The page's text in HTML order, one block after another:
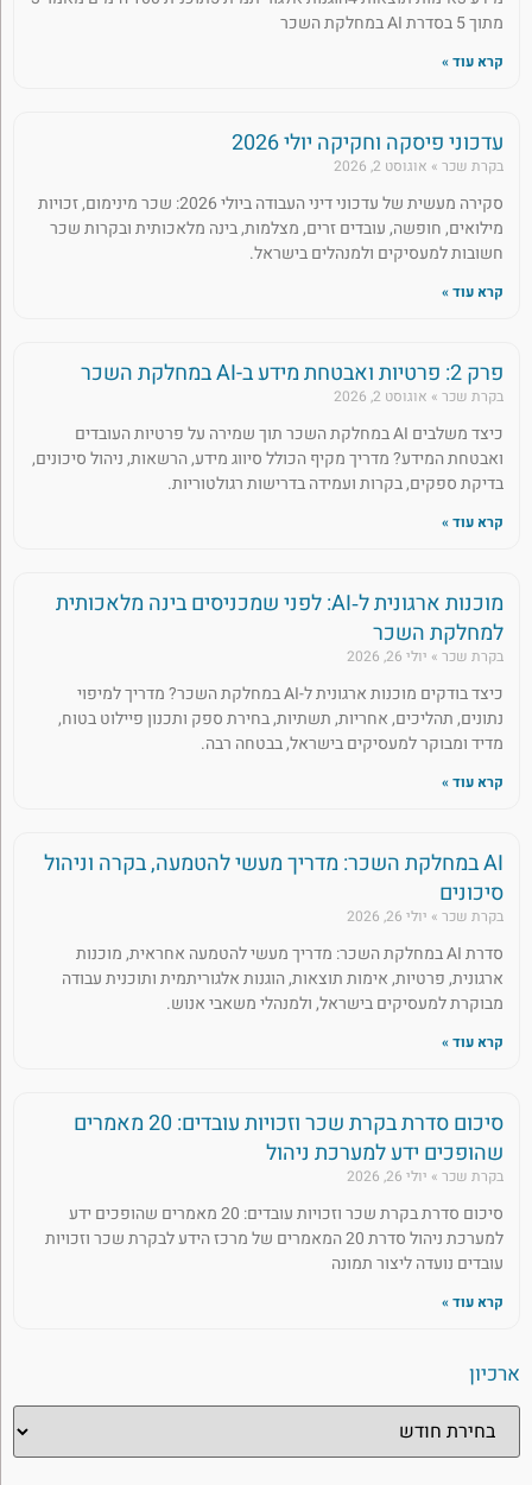
מתוך 5 בסדרת AI במחלקת השכר
קרא עוד »
עדכוני פיסקה וחקיקה יולי 2026
בקרת שכר אוגוסט 2, 2026
סקירה מעשית של עדכוני דיני העבודה ביולי 2026: שכר מינימום, זכויות
מילואים, חופשה, עובדים זרים, מצלמות, בינה מלאכותית ובקרות שכר
חשובות למעסיקים ולמנהלים בישראל.
קרא עוד »
פרק 2: פרטיות ואבטחת מידע ב-AI במחלקת השכר
בקרת שכר אוגוסט 2, 2026
כיצד משלבים AI במחלקת השכר תוך שמירה על פרטיות העובדים
ואבטחת המידע? מדריך מקיף הכולל סיווג מידע, הרשאות, ניהול סיכונים,
בדיקת ספקים, בקרות ועמידה בדרישות רגולטוריות.
קרא עוד »
מוכנות ארגונית ל‑AI: לפני שמכניסים בינה מלאכותית
למחלקת השכר
בקרת שכר יולי 26, 2026
כיצד בודקים מוכנות ארגונית ל-AI במחלקת השכר? מדריך למיפוי
נתונים, תהליכים, אחריות, תשתיות, בחירת ספק ותכנון פיילוט בטוח,
מדיד ומבוקר למעסיקים בישראל, בבטחה רבה.
קרא עוד »
AI במחלקת השכר: מדריך מעשי להטמעה, בקרה וניהול
סיכונים
בקרת שכר יולי 26, 2026
סדרת AI במחלקת השכר: מדריך מעשי להטמעה אחראית, מוכנות
ארגונית, פרטיות, אימות תוצאות, הוגנות אלגוריתמית ותוכנית עבודה
מבוקרת למעסיקים בישראל, ולמנהלי משאבי אנוש.
קרא עוד »
סיכום סדרת בקרת שכר וזכויות עובדים: 20 מאמרים
שהופכים ידע למערכת ניהול
בקרת שכר יולי 26, 2026
סיכום סדרת בקרת שכר וזכויות עובדים: 20 מאמרים שהופכים ידע
למערכת ניהול סדרת 20 המאמרים של מרכז הידע לבקרת שכר וזכויות
עובדים נועדה ליצור תמונה
קרא עוד »
ארכיון